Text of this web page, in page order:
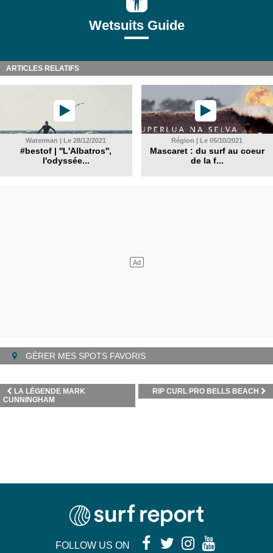
Wetsuits Guide
ARTICLES RELATIFS
Waterman | Le 28/12/2021
#bestof | ''L'Albatros'',
l'odyssée...
Région | Le 05/10/2021
Mascaret : du surf au coeur
de la f...
GÉRER MES SPOTS FAVORIS
RIP CURL PRO BELLS BEACH
LA LÉGENDE MARK
CUNNINGHAM
FOLLOW US ON